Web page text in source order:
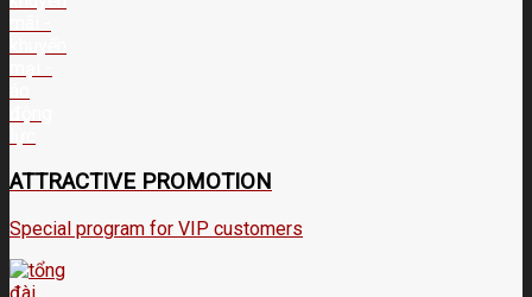
ATTRACTIVE PROMOTION
Special program for VIP customers